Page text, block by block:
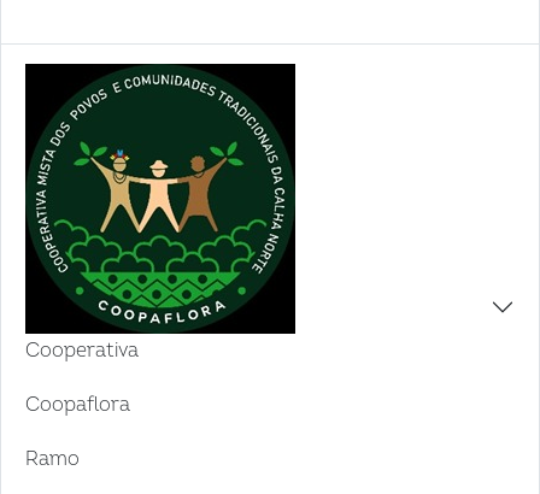
Cooperativa
Coopaflora
Ramo